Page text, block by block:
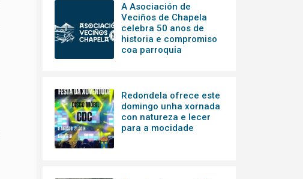
A Asociación de
Veciños de Chapela
celebra 50 anos de
historia e compromiso
coa parroquia
Redondela ofrece este
domingo unha xornada
con natureza e lecer
para a mocidade